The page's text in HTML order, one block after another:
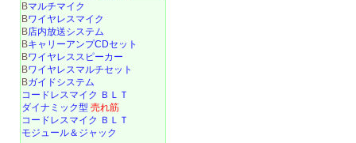
Bマルチマイク
Bワイヤレスマイク
B店内放送システム
BキャリーアンプCDセット
Bワイヤレススピーカー
Bワイヤレスマルチセット
Bガイドシステム
コードレスマイク ＢＬＴ
ダイナミック型 売れ筋
コードレスマイク ＢＬＴ
モジュール＆ジャック